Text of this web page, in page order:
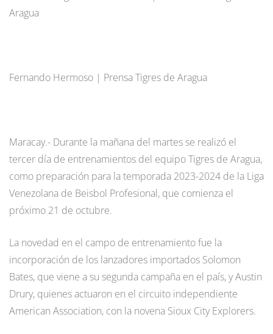
Aragua
Fernando Hermoso | Prensa Tigres de Aragua
Maracay.- Durante la mañana del martes se realizó el
tercer día de entrenamientos del equipo Tigres de Aragua,
como preparación para la temporada 2023-2024 de la Liga
Venezolana de Beisbol Profesional, que comienza el
próximo 21 de octubre.
La novedad en el campo de entrenamiento fue la
incorporación de los lanzadores importados Solomon
Bates, que viene a su segunda campaña en el país, y Austin
Drury, quienes actuaron en el circuito independiente
American Association, con la novena Sioux City Explorers.